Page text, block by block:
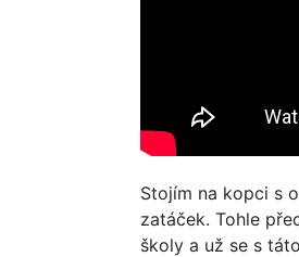
Stojím na kopci s
zatáček. Tohle
školy a už se s